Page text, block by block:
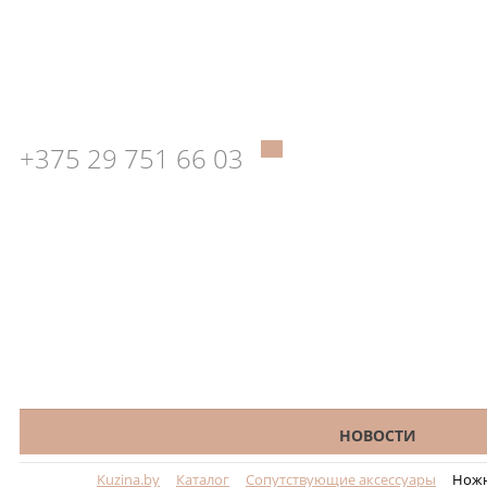
+375 29 751 66 03
НОВОСТИ
Kuzina.by Каталог Сопутствующие аксессуары